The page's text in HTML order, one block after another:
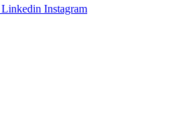
Linkedin Instagram